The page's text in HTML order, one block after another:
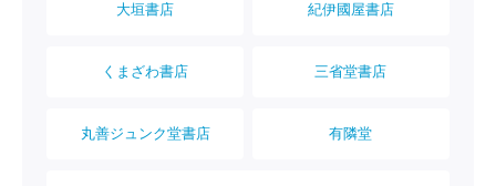
大垣書店 紀伊國屋書店
くまざわ書店 三省堂書店
丸善ジュンク堂書店 有隣堂